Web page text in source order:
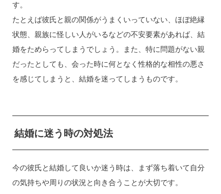
す。
たとえば彼氏と親の関係がうまくいっていない、ほぼ絶縁
状態、親族に怪しい人がいるなどの不安要素があれば、結
婚をためらってしまうでしょう。また、特に問題がない親
だったとしても、会った時に何となく性格的な相性の悪さ
を感じてしまうと、結婚を迷ってしまうものです。
結婚に迷う時の対処法
今の彼氏と結婚して良いか迷う時は、まず落ち着いて自分
の気持ちや周りの状況と向き合うことが大切です。